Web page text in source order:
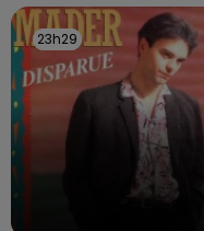
23h29
23h29